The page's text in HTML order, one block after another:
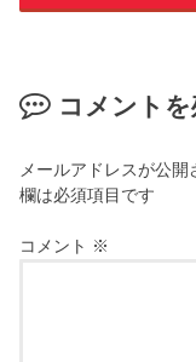
コメント
メールアドレスが公開
欄は必須項目です
コメント ※